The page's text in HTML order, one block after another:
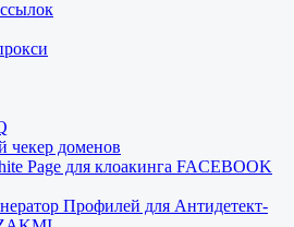
чекер доменов
Page для клоакинга FACEBOOK
Профилей для Антидетект-